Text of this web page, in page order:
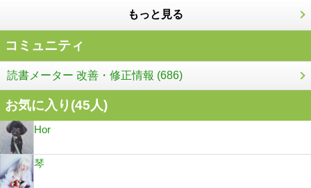
もっと見る
コミュニティ
読書メーター 改善・修正情報 (686)
お気に入り(45人)
Hor
琴